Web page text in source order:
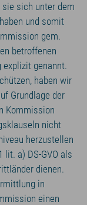
sich unter dem
und somit
gem.
betroffenen
genannt.
haben wir
Grundlage der
Kommission
nicht
herzustellen
lit. a) DS-GVO als
dienen.
in
einen